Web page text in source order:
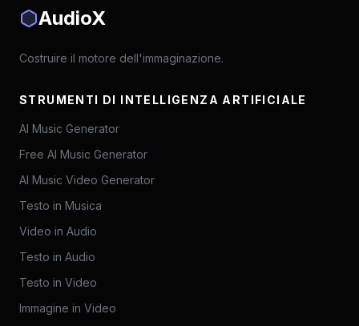
AudioX
Costruire il motore dell'immaginazione.
STRUMENTI DI INTELLIGENZA ARTIFICIALE
AI Music Generator
Free AI Music Generator
AI Music Video Generator
Testo in Musica
Video in Audio
Testo in Audio
Testo in Video
Immagine in Video